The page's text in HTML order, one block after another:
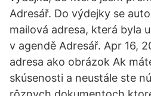
Adresář. Do výdejky se
mailová adresa, která byla
v agendě Adresář. Apr 16,
adresa ako obrázok Ak
skúsenosti a neustále ste